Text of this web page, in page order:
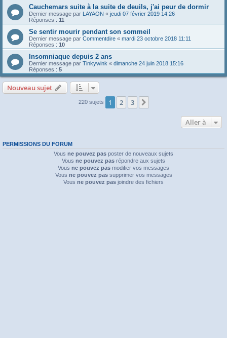
Cauchemars suite à la suite de deuils, j'ai peur de dormir
Dernier message par LAYAON « jeudi 07 février 2019 14:26
Réponses : 11
Se sentir mourir pendant son sommeil
Dernier message par Commentdire « mardi 23 octobre 2018 11:11
Réponses : 10
Insomniaque depuis 2 ans
Dernier message par Tinkywink « dimanche 24 juin 2018 15:16
Réponses : 5
Nouveau sujet
220 sujets 1 2 3
Aller à
PERMISSIONS DU FORUM
Vous ne pouvez pas poster de nouveaux sujets
Vous ne pouvez pas répondre aux sujets
Vous ne pouvez pas modifier vos messages
Vous ne pouvez passupprimer vos messages
Vous ne pouvez pas joindre des fichiers